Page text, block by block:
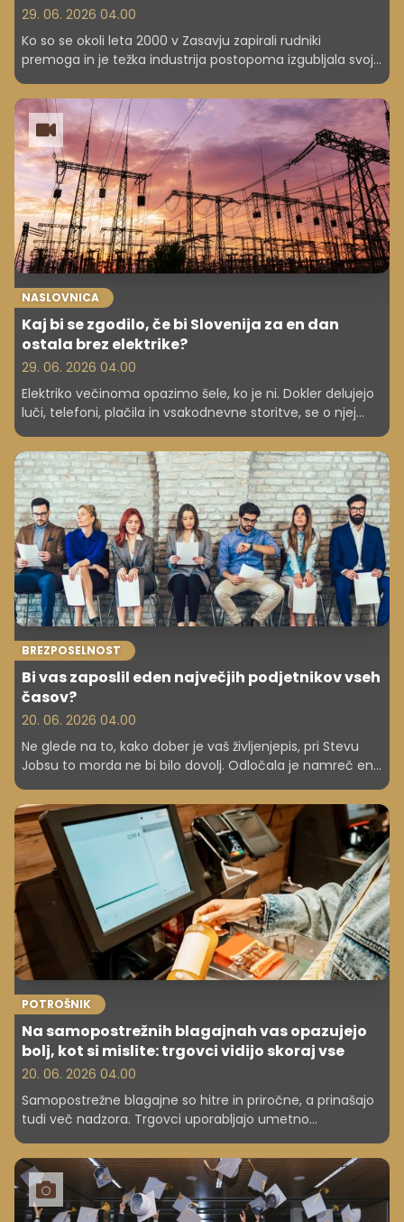
29. 06. 2026 04.00
Ko so se okoli leta 2000 v Zasavju zapirali rudniki
premoga in je težka industrija postopoma izgubljala svoj
pomen, je regija ostala brez svojega dolgoletnega
gospodarskega središča. V času negotovosti in iskanja
novih razvojnih poti si je le malokdo predstavljal, da bo
prav ena tamkajšnjih srednjih šol čez nekaj let postala del
svetovne izobraževalne elite. A prav to se je zgodilo.
NASLOVNICA
Kaj bi se zgodilo, če bi Slovenija za en dan
ostala brez elektrike?
29. 06. 2026 04.00
Elektriko večinoma opazimo šele, ko je ni. Dokler delujejo
luči, telefoni, plačila in vsakodnevne storitve, se o njej
sploh ne sprašujemo. A že kratek izpad bi razkril, kako
močno smo od nje odvisni. Kaj bi se torej v resnici
zgodilo, če bi Slovenija za en dan ostala brez elektrike?
BREZPOSELNOST
Bi vas zaposlil eden največjih podjetnikov vseh
časov?
20. 06. 2026 04.00
Ne glede na to, kako dober je vaš življenjepis, pri Stevu
Jobsu to morda ne bi bilo dovolj. Odločala je namreč ena
nepričakovana stvar – ki nima veliko opraviti z vašimi
izkušnjami, ampak z vami kot osebo.
POTROŠNIK
Na samopostrežnih blagajnah vas opazujejo
bolj, kot si mislite: trgovci vidijo skoraj vse
20. 06. 2026 04.00
Samopostrežne blagajne so hitre in priročne, a prinašajo
tudi več nadzora. Trgovci uporabljajo umetno
kraje.